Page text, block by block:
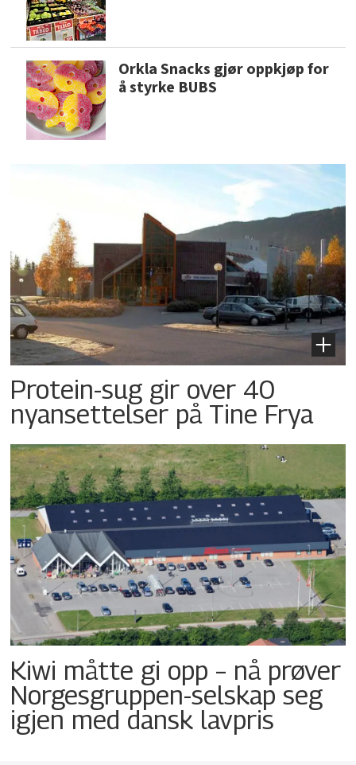
Orkla Snacks gjør oppkjøp for
å styrke BUBS
Protein-sug gir over 40
nyansettelser på Tine Frya
Kiwi måtte gi opp – nå prøver
Norgesgruppen-selskap seg
igjen med dansk lavpris